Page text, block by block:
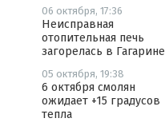
06 октября, 17:36
Неисправная
отопительная печь
загорелась в Гагарине
05 октября, 19:38
6 октября смолян
ожидает +15 градусов
тепла